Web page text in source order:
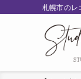
札幌市のレ